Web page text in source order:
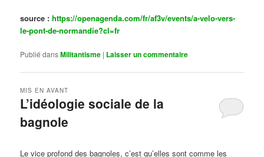
source :https://openagenda.com/fr/af3v/events/a-velo-vers-
le-pont-de-normandie?cl=fr
Publié dansMilitantisme | Laisser un commentaire
L’idéologie sociale de la
bagnole
MIS EN AVANT
Le vice profond des bagnoles, c’est qu’elles sont comme les